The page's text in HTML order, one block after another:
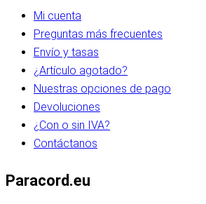
Mi cuenta
Preguntas más frecuentes
Envío y tasas
¿Artículo agotado?
Nuestras opciones de pago
Devoluciones
¿Con o sin IVA?
Contáctanos
Paracord.eu